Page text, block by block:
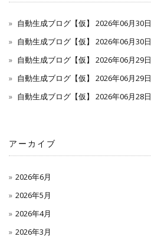
自動生成ブログ【仮】 2026年06月30日
自動生成ブログ【仮】 2026年06月30日
自動生成ブログ【仮】 2026年06月29日
自動生成ブログ【仮】 2026年06月29日
自動生成ブログ【仮】 2026年06月28日
アーカイブ
2026年6月
2026年5月
2026年4月
2026年3月